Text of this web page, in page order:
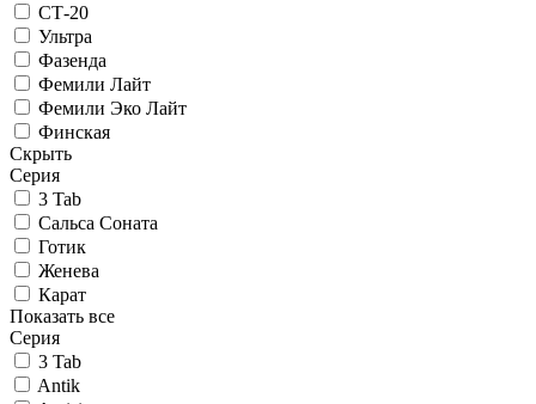
СТ-20
Ультра
Фазенда
Фемили Лайт
Фемили Эко Лайт
Финская
Скрыть
Серия
3 Tab
Сальса Соната
Готик
Женева
Карат
Показать все
Серия
3 Tab
Antik